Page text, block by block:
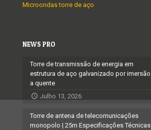
Microondas torre de aço
NEWS PRO
Torre de transmissão de energia em
estrutura de aço galvanizado por imersão
a quente
Julho 13, 2026
Torre de antena de telecomunicações
monopolo | 25m Especificações Técnicas